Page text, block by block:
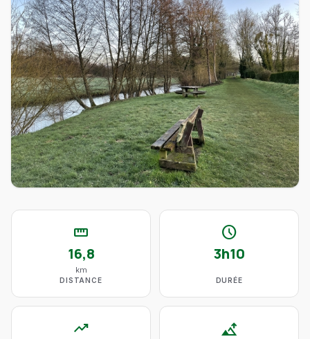
straighten
16,8
km
DISTANCE
schedule
3h10
DURÉE
trending_up altitude